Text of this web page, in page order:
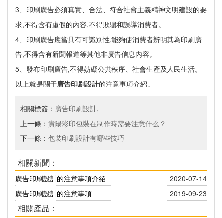
3、印刷廣告必須真實、合法、符合社會主義精神文明建設的要
求,不得含有虛假的內容,不得欺騙和誤導消費者。
4、印刷廣告應當具有可識別性,能夠使消費者辨明其為印刷廣
告,不得含有新聞報道等其他非廣告信息內容。
5、發布印刷廣告,不得妨礙公共秩序、社會生產及人民生活。
以上就是關于廣告印刷設計的注意事項介紹。
相關標簽： 廣告印刷設計,
上一條： 貴陽彩印包裝在制作時需要注意什么？
下一條： 包裝印刷設計有哪些技巧
相關新聞：
廣告印刷設計的注意事項介紹
2020-07-14
廣告印刷設計的注意事項
2019-09-23
相關產品：